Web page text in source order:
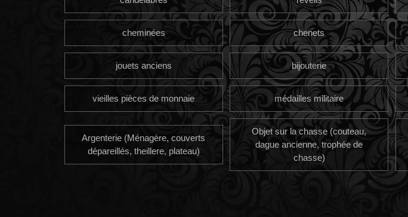
cheminées chenets
jouets anciens bijouterie
vieilles pièces de monnaie médailles militaire
Argenterie (Ménagère, couverts
dépareillés, theillere, plateau)
Objet sur la chasse (couteau,
dague ancienne, trophée de
chasse)